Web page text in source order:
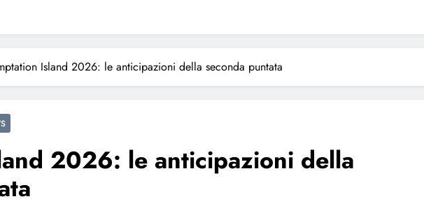
Island 2026: le anticipazioni della seconda puntata
2026: le anticipazioni della